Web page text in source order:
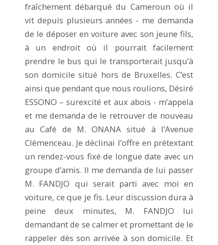
fraîchement débarqué du Cameroun où il
vit depuis plusieurs années - me demanda
de le déposer en voiture avec son jeune fils,
à un endroit où il pourrait facilement
prendre le bus qui le transporterait jusqu’à
son domicile situé hors de Bruxelles. C’est
ainsi que pendant que nous roulions, Désiré
ESSONO – surexcité et aux abois - m’appela
et me demanda de le retrouver de nouveau
au Café de M. ONANA situé à l’Avenue
Clémenceau. Je déclinai l’offre en prétextant
un rendez-vous fixé de longue date avec un
groupe d’amis. Il me demanda de lui passer
M. FANDJO qui serait parti avec moi en
voiture, ce que je fis. Leur discussion dura à
peine deux minutes, M. FANDJO lui
demandant de se calmer et promettant de le
rappeler dès son arrivée à son domicile. Et